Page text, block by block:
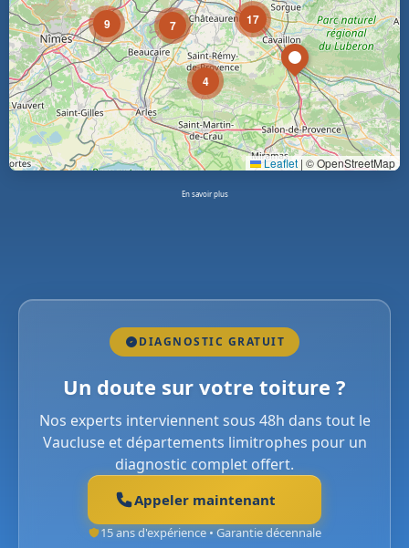
4
9 7 17
Leaflet | © OpenStreetMap
En savoir plus
DIAGNOSTIC GRATUIT
Un doute sur votre toiture ?
Nos experts interviennent sous 48h dans tout le
Vaucluse et départements limitrophes pour un
diagnostic complet offert.
Appeler maintenant
15 ans d'expérience • Garantie décennale